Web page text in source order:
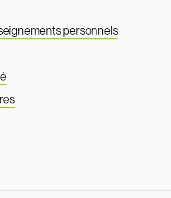
personnels